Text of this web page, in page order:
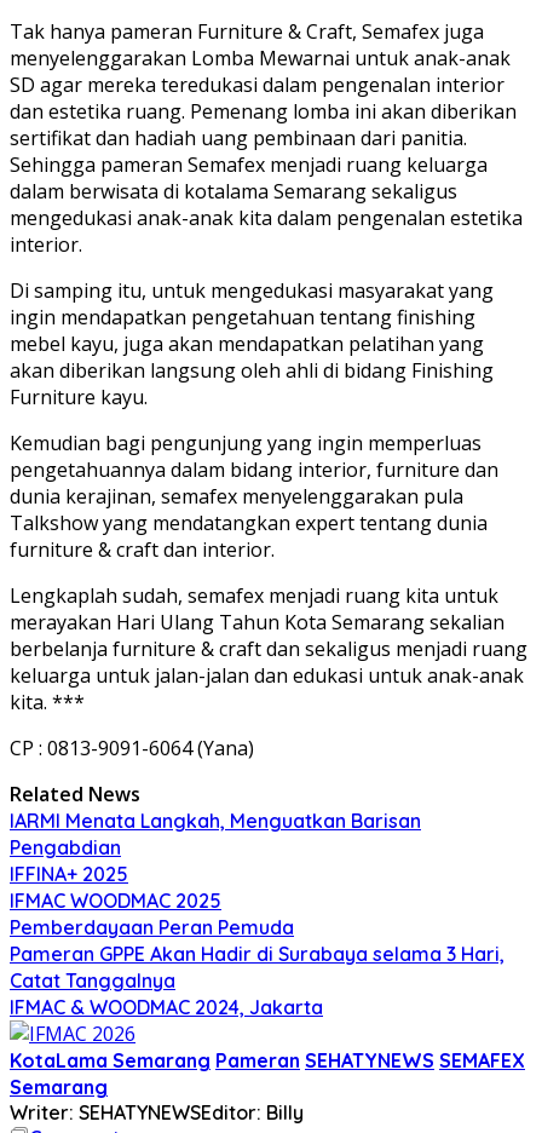
Tak hanya pameran Furniture & Craft, Semafex juga
menyelenggarakan Lomba Mewarnai untuk anak-anak
SD agar mereka teredukasi dalam pengenalan interior
dan estetika ruang. Pemenang lomba ini akan diberikan
sertifikat dan hadiah uang pembinaan dari panitia.
Sehingga pameran Semafex menjadi ruang keluarga
dalam berwisata di kotalama Semarang sekaligus
mengedukasi anak-anak kita dalam pengenalan estetika
interior.
Di samping itu, untuk mengedukasi masyarakat yang
ingin mendapatkan pengetahuan tentang finishing
mebel kayu, juga akan mendapatkan pelatihan yang
akan diberikan langsung oleh ahli di bidang Finishing
Furniture kayu.
Kemudian bagi pengunjung yang ingin memperluas
pengetahuannya dalam bidang interior, furniture dan
dunia kerajinan, semafex menyelenggarakan pula
Talkshow yang mendatangkan expert tentang dunia
furniture & craft dan interior.
Lengkaplah sudah, semafex menjadi ruang kita untuk
merayakan Hari Ulang Tahun Kota Semarang sekalian
berbelanja furniture & craft dan sekaligus menjadi ruang
keluarga untuk jalan-jalan dan edukasi untuk anak-anak
kita. ***
CP : 0813-9091-6064 (Yana)
Related News
IARMI Menata Langkah, Menguatkan Barisan
Pengabdian
IFFINA+ 2025
IFMAC WOODMAC 2025
Pemberdayaan Peran Pemuda
Pameran GPPE Akan Hadir di Surabaya selama 3 Hari,
Catat Tanggalnya
IFMAC & WOODMAC 2024, Jakarta
KotaLama Semarang Pameran SEHATYNEWS SEMAFEX
Semarang
Writer: SEHATYNEWSEditor: Billy